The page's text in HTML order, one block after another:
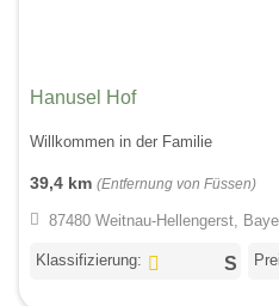
Hanusel Hof
Willkommen in der Familie
39,4 km (Entfernung von Füssen)
87480 Weitnau-Hellengerst,
Klassifizierung: